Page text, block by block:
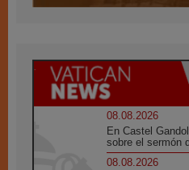
08.08.2026
En Castel
sobre el sermón
08.08.2026